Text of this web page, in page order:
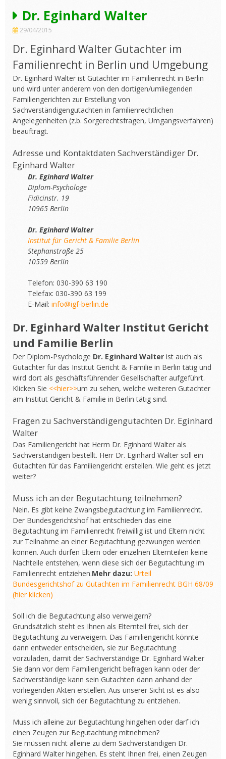
Dr. Eginhard Walter
29/04/2015
Dr. Eginhard Walter Gutachter im
Familienrecht in Berlin und Umgebung
Dr. Eginhard Walter ist Gutachter im Familienrecht in Berlin
und wird unter anderem von den dortigen/umliegenden
Familiengerichten zur Erstellung von
Sachverständigengutachten in familienrechtlichen
Angelegenheiten (z.b. Sorgerechtsfragen, Umgangsverfahren)
beauftragt.
Adresse und Kontaktdaten Sachverständiger Dr.
Eginhard Walter
Dr. Eginhard Walter
Diplom-Psychologe
Fidicinstr. 19
10965 Berlin
Dr. Eginhard Walter
Institut für Gericht & Familie Berlin
Stephanstraße 25
10559 Berlin
Telefon: 030-390 63 190
Telefax: 030-390 63 199
E-Mail: info@igf-berlin.de
Dr. Eginhard Walter Institut Gericht
und Familie Berlin
Der Diplom-Psychologe Dr. Eginhard Walter ist auch als
Gutachter für das Institut Gericht & Familie in Berlin tätig und
wird dort als geschäftsführender Gesellschafter aufgeführt.
Klicken Sie <<hier>>um zu sehen, welche weiteren Gutachter
am Institut Gericht & Familie in Berlin tätig sind.
Fragen zu Sachverständigengutachten Dr. Eginhard
Walter
Das Familiengericht hat Herrn Dr. Eginhard Walter als
Sachverständigen bestellt. Herr Dr. Eginhard Walter soll ein
Gutachten für das Familiengericht erstellen. Wie geht es jetzt
weiter?
Muss ich an der Begutachtung teilnehmen?
Nein. Es gibt keine Zwangsbegutachtung im Familienrecht.
Der Bundesgerichtshof hat entschieden das eine
Begutachtung im Familienrecht freiwillig ist und Eltern nicht
zur Teilnahme an einer Begutachtung gezwungen werden
können. Auch dürfen Eltern oder einzelnen Elternteilen keine
Nachteile entstehen, wenn diese sich der Begutachtung im
Familienrecht entziehen.Mehr dazu: Urteil
Bundesgerichtshof zu Gutachten im Familienrecht BGH 68/09
(hier klicken)
Soll ich die Begutachtung also verweigern?
Grundsätzlich steht es Ihnen als Elternteil frei, sich der
Begutachtung zu verweigern. Das Familiengericht könnte
dann entweder entscheiden, sie zur Begutachtung
vorzuladen, damit der Sachverständige Dr. Eginhard Walter
Sie dann vor dem Familiengericht befragen kann oder der
Sachverständige kann sein Gutachten dann anhand der
vorliegenden Akten erstellen. Aus unserer Sicht ist es also
wenig sinnvoll, sich der Begutachtung zu entziehen.
Muss ich alleine zur Begutachtung hingehen oder darf ich
einen Zeugen zur Begutachtung mitnehmen?
Sie müssen nicht alleine zu dem Sachverständigen Dr.
Eginhard Walter hingehen. Es steht Ihnen frei, einen Zeugen